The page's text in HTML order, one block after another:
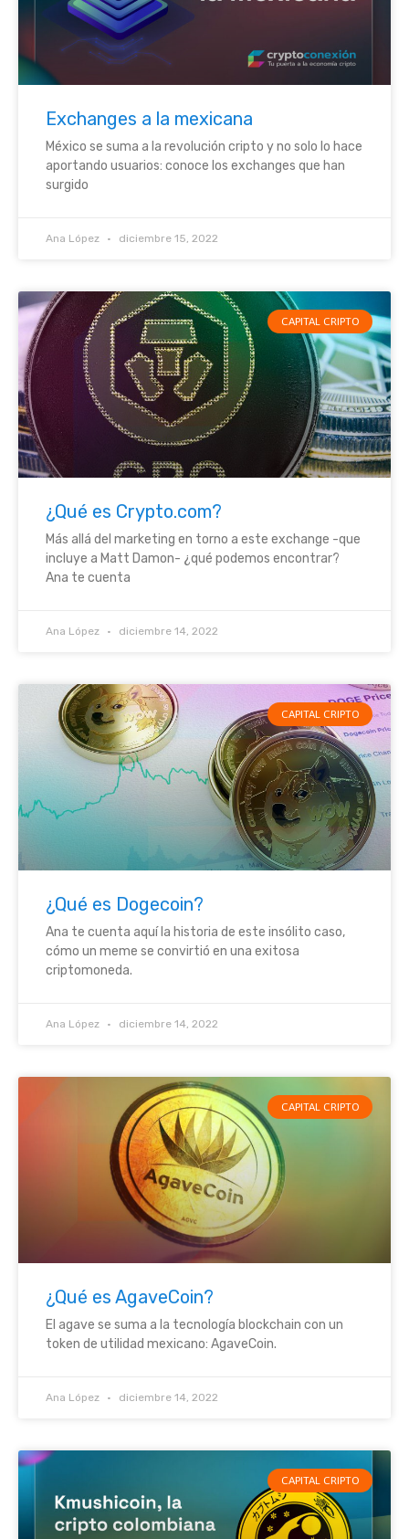
Exchanges a la mexicana
México se suma a la revolución cripto y no solo lo hace
aportando usuarios: conoce los exchanges que han
surgido
Ana López diciembre 15, 2022
CAPITAL CRIPTO
¿Qué es Crypto.com?
Más allá del marketing en torno a este exchange -que
incluye a Matt Damon- ¿qué podemos encontrar?
Ana te cuenta
Ana López diciembre 14, 2022
CAPITAL CRIPTO
¿Qué es Dogecoin?
Ana te cuenta aquí la historia de este insólito caso,
cómo un meme se convirtió en una exitosa
criptomoneda.
Ana López diciembre 14, 2022
CAPITAL CRIPTO
¿Qué es AgaveCoin?
El agave se suma a la tecnología blockchain con un
token de utilidad mexicano: AgaveCoin.
Ana López diciembre 14, 2022
CAPITAL CRIPTO